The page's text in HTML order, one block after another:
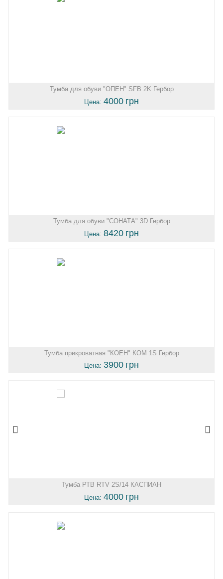
Тумба для обуви "ОПЕН" SFB 2K Гербор
Цена: 4000 грн
Тумба для обуви "СОНАТА" 3D Гербор
Цена: 8420 грн
Тумба прикроватная "КОЕН" КОМ 1S Гербор
Цена: 3900 грн
Тумба РТВ RTV 2S/14 КАСПИАН
Цена: 4000 грн